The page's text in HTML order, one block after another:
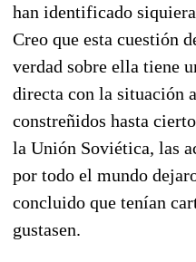
han identificado
Creo que esta cuestión
verdad sobre ella tiene
directa con la situación
constreñidos hasta
la Unión Soviética, las
por todo el mundo
concluido que tenían
gustasen.